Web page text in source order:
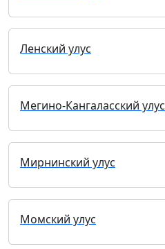
Ленский улус
Мегино-Кангаласский улус
Мирнинский улус
Момский улус